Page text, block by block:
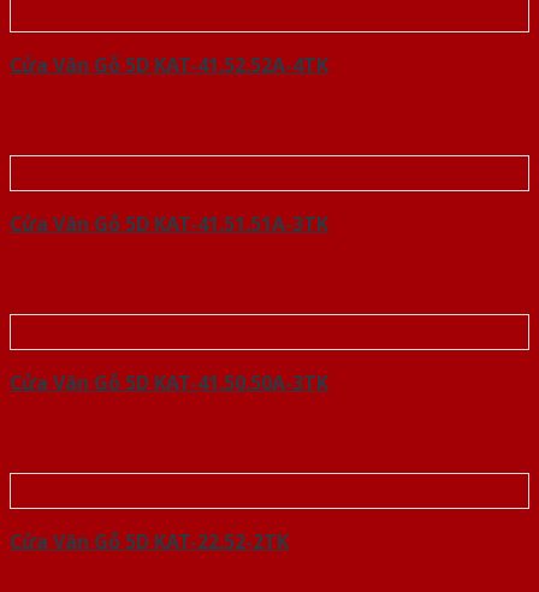
Cửa Vân Gỗ 5D KAT-41.52.52A-4TK
Cửa Vân Gỗ 5D KAT-41.51.51A-3TK
Cửa Vân Gỗ 5D KAT-41.50.50A-3TK
Cửa Vân Gỗ 5D KAT-22.52-2TK